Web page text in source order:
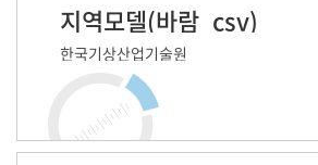
지역모델(바람_csv)
한국기상산업기술원